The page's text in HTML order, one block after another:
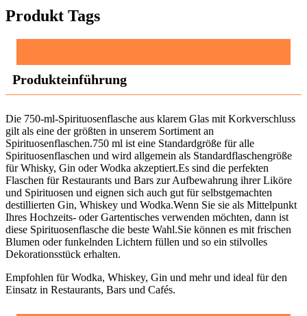
Produkt Tags
Produkteinführung
Die 750-ml-Spirituosenflasche aus klarem Glas mit Korkverschluss
gilt als eine der größten in unserem Sortiment an
Spirituosenflaschen.750 ml ist eine Standardgröße für alle
Spirituosenflaschen und wird allgemein als Standardflaschengröße
für Whisky, Gin oder Wodka akzeptiert.Es sind die perfekten
Flaschen für Restaurants und Bars zur Aufbewahrung ihrer Liköre
und Spirituosen und eignen sich auch gut für selbstgemachten
destillierten Gin, Whiskey und Wodka.Wenn Sie sie als Mittelpunkt
Ihres Hochzeits- oder Gartentisches verwenden möchten, dann ist
diese Spirituosenflasche die beste Wahl.Sie können es mit frischen
Blumen oder funkelnden Lichtern füllen und so ein stilvolles
Dekorationsstück erhalten.
Empfohlen für Wodka, Whiskey, Gin und mehr und ideal für den
Einsatz in Restaurants, Bars und Cafés.